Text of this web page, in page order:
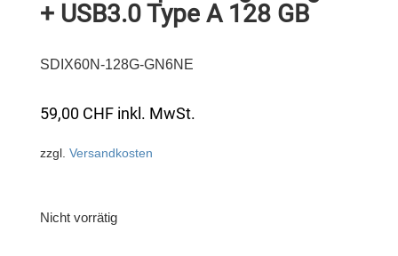
+ USB3.0 Type A 128 GB
SDIX60N-128G-GN6NE
59,00 CHF inkl. MwSt.
zzgl. Versandkosten
Nicht vorrätig